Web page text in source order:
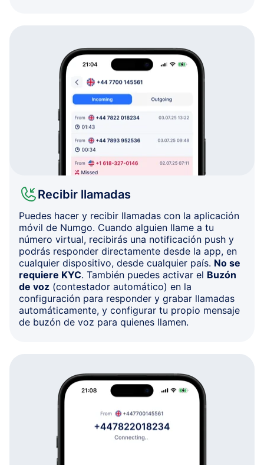
Recibir llamadas
Puedes hacer y recibir llamadas con la aplicación
móvil de Numgo. Cuando alguien llame a tu
número virtual, recibirás una notificación push y
podrás responder directamente desde la app, en
cualquier dispositivo, desde cualquier país. No se
requiere KYC. También puedes activar el Buzón
de voz (contestador automático) en la
configuración para responder y grabar llamadas
automáticamente, y configurar tu propio mensaje
de buzón de voz para quienes llamen.